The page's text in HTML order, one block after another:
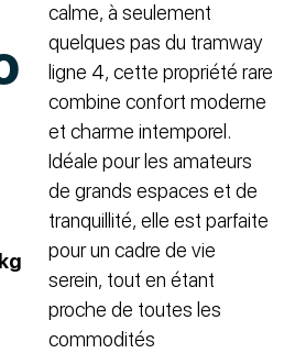
calme, à seulement
quelques pas du tramway
ligne 4, cette propriété rare
combine confort moderne
et charme intemporel.
Idéale pour les amateurs
de grands espaces et de
tranquillité, elle est parfaite
pour un cadre de vie
serein, tout en étant
proche de toutes les
commodités